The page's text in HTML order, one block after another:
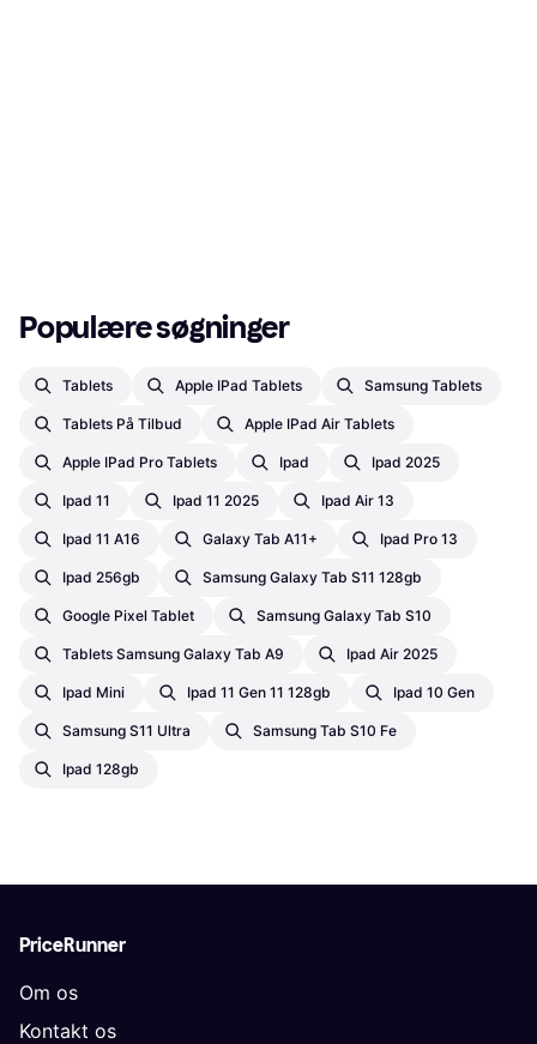
Populære søgninger
Tablets Apple IPad Tablets Samsung Tablets
Tablets På Tilbud Apple IPad Air Tablets
Apple IPad Pro Tablets Ipad Ipad 2025
Ipad 11 Ipad 11 2025 Ipad Air 13
Ipad 11 A16 Galaxy Tab A11+ Ipad Pro 13
Ipad 256gb Samsung Galaxy Tab S11 128gb
Google Pixel Tablet Samsung Galaxy Tab S10
Tablets Samsung Galaxy Tab A9 Ipad Air 2025
Ipad Mini Ipad 11 Gen 11 128gb Ipad 10 Gen
Samsung S11 Ultra Samsung Tab S10 Fe
Ipad 128gb
PriceRunner
Om os
Kontakt os